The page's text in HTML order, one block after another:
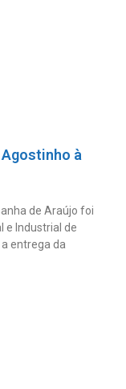
à
de Araújo foi
e Industrial de
entrega da